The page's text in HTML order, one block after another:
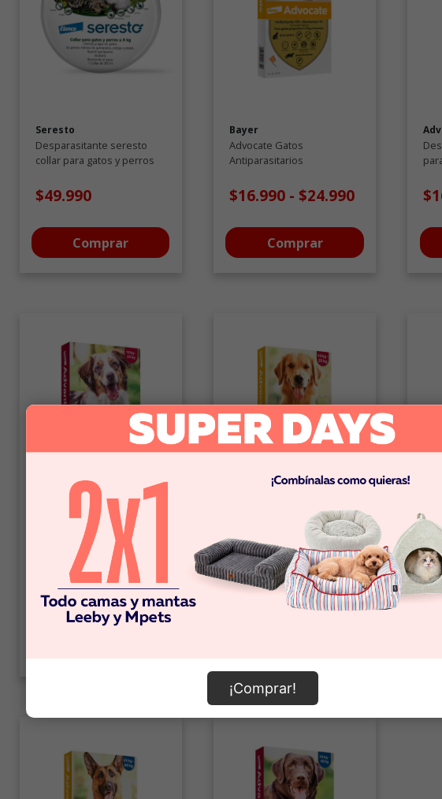
¡Comprar!
Seresto
Desparasitante seresto
collar para gatos y perros
gatos hasta 8 KG
$49.990
Comprar
Bayer
Advocate Gatos
Antiparasitarios
$16.990 - $24.990
Comprar
Desparasitante Advantix
antiparasitarios para
perros desde 10 a 25 KG
$14.990
Advocate Perros 10 A 25Kg
Antiparasitarios